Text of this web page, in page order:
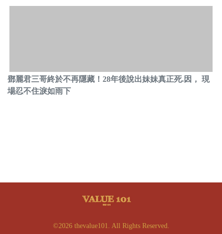
鄧麗君三哥終於不再隱藏！28年後說出妹妹真正死.因， 現
場忍不住淚如雨下
©2026 thevalue101. All Rights Reserved.